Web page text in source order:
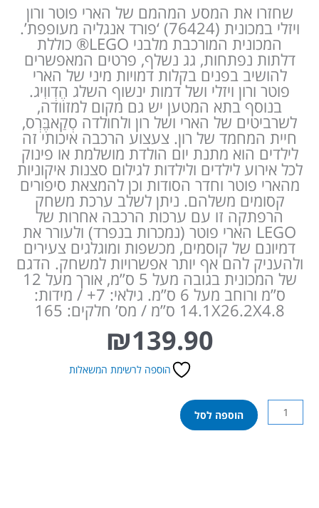
שחזרו את המסע המהמם של הארי פוטר ורון
ויזלי במכונית (76424) ‘פורד אנגליה מעופפת’.
המכונית המורכבת מלבני LEGO® כוללת
דלתות נפתחות, גג נשלף, פרטים המאפשרים
להושיב בפנים בקלות דמויות מיני של הארי
פוטר ורון ויזלי ושל דמות ינשוף השלג הֶדְווִיג.
בנוסף בתא המטען יש גם מקום למזוודה,
לשרביטים של הארי ושל רון ולחולדה סְקַאבֶּרְס,
חיית המחמד של רון. צעצוע הרכבה איכותי זה
לילדים הוא מתנת יום הולדת מושלמת או פינוק
לכל אירוע לילדים ולילדות לגילום סצנות איקוניות
מהארי פוטר וחדר הסודות וכן להמצאת סיפורים
קסומים משלהם. ניתן לשלב ערכת משחק
הרפתקה זו עם ערכות הרכבה אחרות של
LEGO הארי פוטר (נמכרות בנפרד) ולעורר את
דמיונם של קוסמים, מכשפות ומוגלגים צעירים
ולהעניק להם אף יותר אפשרויות למשחק. הדגם
של המכונית בגובה מעל 5 ס”מ, אורך מעל 12
ס”מ ורוחב מעל 6 ס”מ. גילאי: 7+ / מידות:
14.1X26.2X4.8 ס”מ / מס’ חלקים: 165
₪139.90
הוספה לרשימת המשאלות
כמות
של
הוספה לסל